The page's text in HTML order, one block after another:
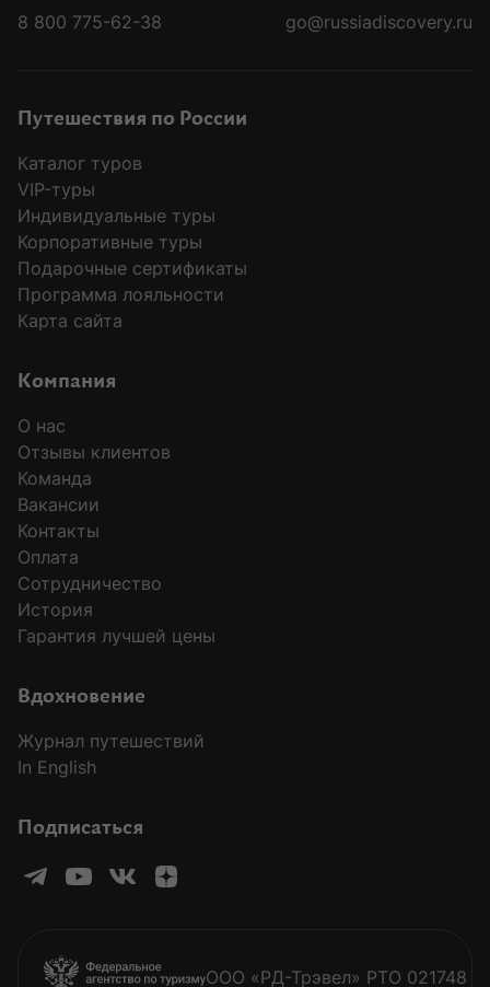
8 800 775-62-38
go@russiadiscovery.ru
Путешествия по России
Каталог туров
VIP-туры
Индивидуальные туры
Корпоративные туры
Подарочные сертификаты
Программа лояльности
Карта сайта
Компания
О нас
Отзывы клиентов
Команда
Вакансии
Контакты
Оплата
Сотрудничество
История
Гарантия лучшей цены
Вдохновение
Журнал путешествий
In English
Подписаться
ООО «РД-Трэвел» РТО 021748